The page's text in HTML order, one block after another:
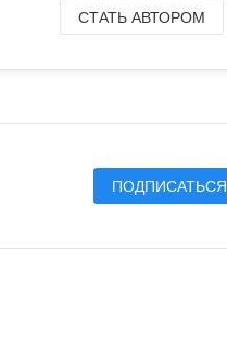
СТАТЬ АВТОРОМ
ПОДПИСАТЬСЯ